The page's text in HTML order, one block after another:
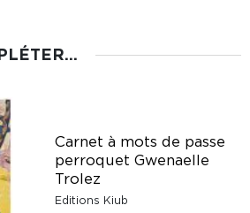
Carnet à mots de passe
perroquet Gwenaelle
Trolez
Editions Kiub